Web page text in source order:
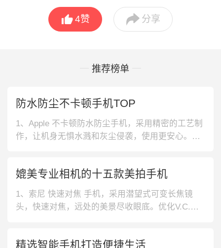
4赞  分享
推荐榜单
防水防尘不卡顿手机TOP
1、Apple 不卡顿防水防尘手机，采用精密的工艺制
作，让机身无惧水溅和灰尘侵袭，使用更安心。视
镀膜，保证了渐变色系的自然过渡，让手机更显美
轮美奂。配备高像素AI三摄，自拍更立体，让你美
的更真实。3、荣耀 美颜自
媲美专业相机的十五款美拍手机
1、索尼 快速对焦 手机，采用潜望式可变长焦镜
头，快速对焦，远处的美景尽收眼底。优化V.C.话
保始终高性能运行，游戏一路冷酷流畅。拥有多款
精选智能手机打造便捷生活